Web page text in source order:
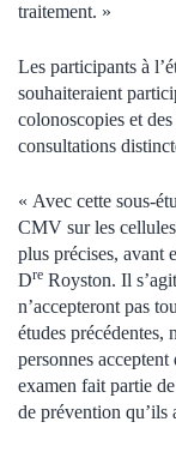
traitement. »
Les participants à
souhaiteraient
colonoscopies et
consultations
« Avec cette sous-
CMV sur les
plus précises, avant
Dre Royston. Il
n’accepteront pas
études précédentes,
personnes
examen fait partie
de prévention qu’ils